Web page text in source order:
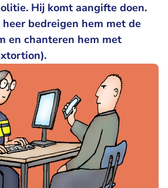
Hij komt aangifte doen.
heer bedreigen hem met de
en chanteren hem met